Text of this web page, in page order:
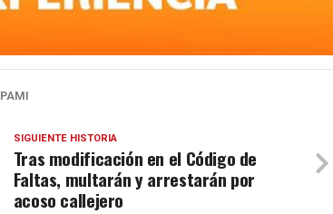
PAMI
SIGUIENTE HISTORIA
Tras modificación en el Código de
Faltas, multarán y arrestarán por
acoso callejero